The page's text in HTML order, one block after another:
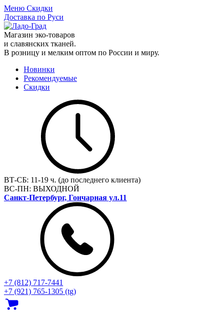
Меню Скидки
Доставка по Руси
Магазин эко-товаров
и славянских тканей.
В розницу и мелким оптом по России и миру.
Новинки
Рекомендуемые
Скидки
ВТ-СБ: 11-19 ч. (до последнего клиента)
ВС-ПН: ВЫХОДНОЙ
Санкт-Петербург, Гончарная ул.11
+7 (812) 717‑7441
+7 (921) 765-1305 (tg)